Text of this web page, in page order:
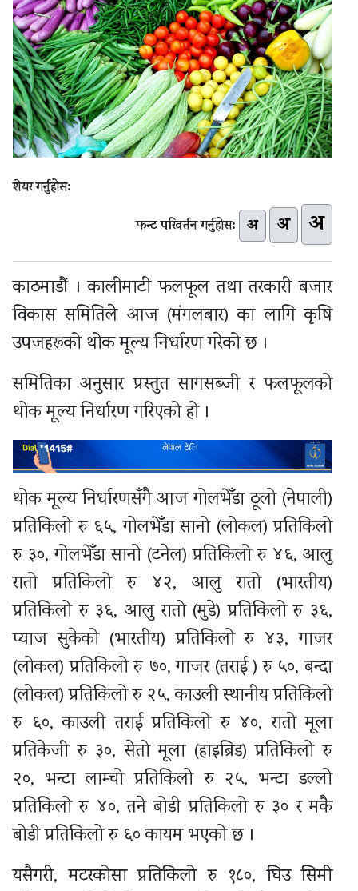
शेयर गर्नुहोस:
फन्ट परिवर्तन गर्नुहोस: अ अ अ
काठमाडौं । कालीमाटी फलफूल तथा तरकारी बजार
विकास समितिले आज (मंगलबार) का लागि कृषि
उपजहरूको थोक मूल्य निर्धारण गरेको छ ।
समितिका अनुसार प्रस्तुत सागसब्जी र फलफूलको
थोक मूल्य निर्धारण गरिएको हो ।
थोक मूल्य निर्धारणसँगै आज गोलभेँडा ठूलो (नेपाली)
प्रतिकिलो रु ६५, गोलभेँडा सानो (लोकल) प्रतिकिलो
रु ३०, गोलभेँडा सानो (टनेल) प्रतिकिलो रु ४६, आलु
रातो प्रतिकिलो रु ४२, आलु रातो (भारतीय)
प्रतिकिलो रु ३६, आलु रातो (मुडे) प्रतिकिलो रु ३६,
प्याज सुकेको (भारतीय) प्रतिकिलो रु ४३, गाजर
(लोकल) प्रतिकिलो रु ७०, गाजर (तराई ) रु ५०, बन्दा
(लोकल) प्रतिकिलो रु २५, काउली स्थानीय प्रतिकिलो
रु ६०, काउली तराई प्रतिकिलो रु ४०, रातो मूला
प्रतिकेजी रु ३०, सेतो मूला (हाइब्रिड) प्रतिकिलो रु
२०, भन्टा लाम्चो प्रतिकिलो रु २५, भन्टा डल्लो
प्रतिकिलो रु ४०, तने बोडी प्रतिकिलो रु ३० र मकै
बोडी प्रतिकिलो रु ६० कायम भएको छ ।
यसैगरी, मटरकोसा प्रतिकिलो रु १८०, घिउ सिमी